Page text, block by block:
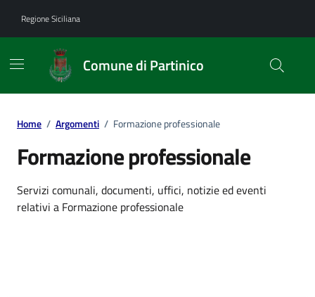
Regione Siciliana
Comune di Partinico
Home / Argomenti / Formazione professionale
Formazione professionale
Dettagli dell'argomento
Servizi comunali, documenti, uffici, notizie ed eventi
relativi a Formazione professionale